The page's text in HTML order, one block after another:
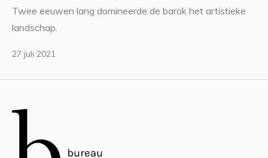
Twee eeuwen lang domineerde de barok het artistieke
landschap.
27 juli 2021